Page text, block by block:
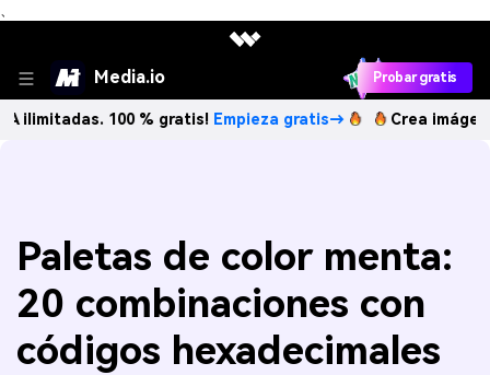
、
Media.io Probar gratis
100 % gratis!Empieza gratis→ Crea imágenes IA
Paletas de color menta:
20 combinaciones con
códigos hexadecimales